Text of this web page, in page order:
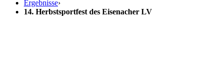
Ergebnisse›
14. Herbstsportfest des Eisenacher LV